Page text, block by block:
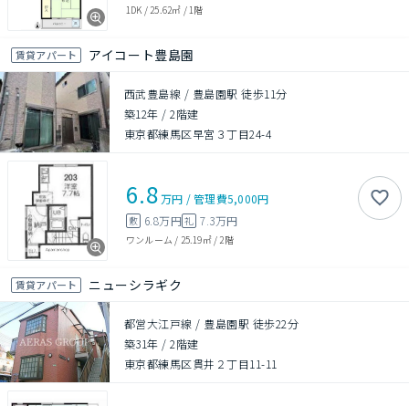
1DK / 25.62㎡ / 1階
賃貸アパート アイコート豊島園
西武豊島線 / 豊島園駅 徒歩11分
築12年 /2階建
東京都練馬区早宮３丁目24-4
6.8万円 /管理費5,000円
敷 6.8万円礼 7.3万円
ワンルーム / 25.19㎡/ 2階
賃貸アパート ニューシラギク
都営大江戸線 / 豊島園駅 徒歩22分
築31年 /2階建
東京都練馬区貫井２丁目11-11